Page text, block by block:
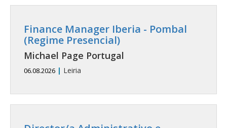
Finance Manager Iberia - Pombal
(Regime Presencial)
Michael Page Portugal
06.08.2026 | Leiria